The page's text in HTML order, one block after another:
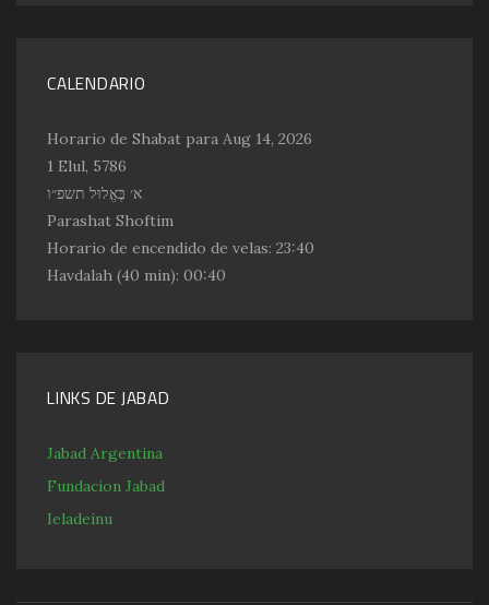
CALENDARIO
Horario de Shabat para Aug 14, 2026
1 Elul, 5786
א׳ בֶּאֱלוּל תשפ״ו
Parashat Shoftim
Horario de encendido de velas: 23:40
Havdalah (40 min): 00:40
LINKS DE JABAD
Jabad Argentina
Fundacion Jabad
Ieladeinu